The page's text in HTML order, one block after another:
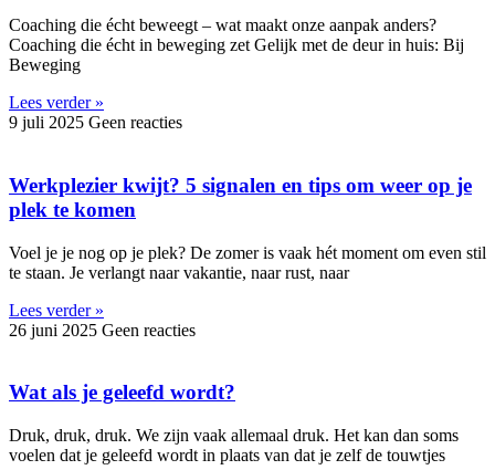
Coaching die écht beweegt – wat maakt onze aanpak anders?
Coaching die écht in beweging zet Gelijk met de deur in huis: Bij
Beweging
Lees verder »
9 juli 2025 Geen reacties
Werkplezier kwijt? 5 signalen en tips om weer op je
plek te komen
Voel je je nog op je plek? De zomer is vaak hét moment om even stil
te staan. Je verlangt naar vakantie, naar rust, naar
Lees verder »
26 juni 2025 Geen reacties
Wat als je geleefd wordt?
Druk, druk, druk. We zijn vaak allemaal druk. Het kan dan soms
voelen dat je geleefd wordt in plaats van dat je zelf de touwtjes